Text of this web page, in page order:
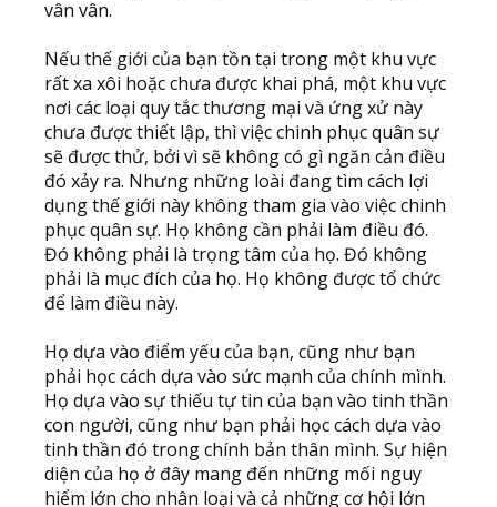
vân vân.
Nếu thế giới của bạn tồn tại trong một khu vực
rất xa xôi hoặc chưa được khai phá, một khu vực
nơi các loại quy tắc thương mại và ứng xử này
chưa được thiết lập, thì việc chinh phục quân sự
sẽ được thử, bởi vì sẽ không có gì ngăn cản điều
đó xảy ra. Nhưng những loài đang tìm cách lợi
dụng thế giới này không tham gia vào việc chinh
phục quân sự. Họ không cần phải làm điều đó.
Đó không phải là trọng tâm của họ. Đó không
phải là mục đích của họ. Họ không được tổ chức
để làm điều này.
Họ dựa vào điểm yếu của bạn, cũng như bạn
phải học cách dựa vào sức mạnh của chính mình.
Họ dựa vào sự thiếu tự tin của bạn vào tinh thần
con người, cũng như bạn phải học cách dựa vào
tinh thần đó trong chính bản thân mình. Sự hiện
diện của họ ở đây mang đến những mối nguy
hiểm lớn cho nhân loại và cả những cơ hội lớn